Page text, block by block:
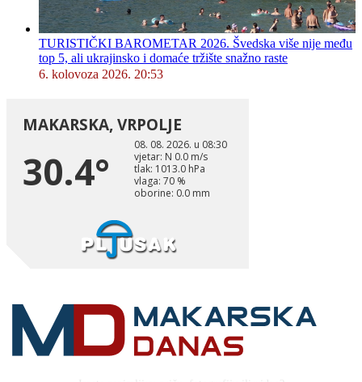
TURISTIČKI BAROMETAR 2026. Švedska više nije među
top 5, ali ukrajinsko i domaće tržište snažno raste
6. kolovoza 2026. 20:53